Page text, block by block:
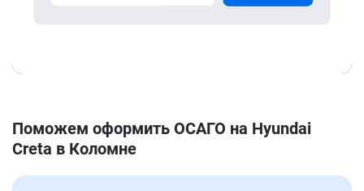
Поможем оформить ОСАГО на Hyundai
Creta в Коломне